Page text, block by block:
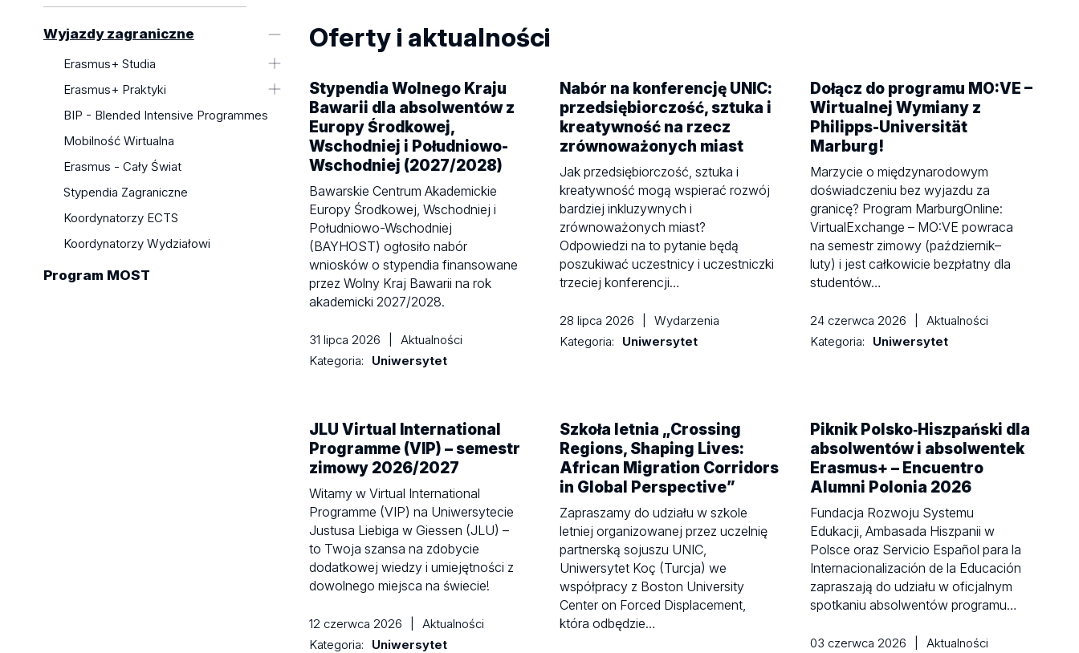
Wyjazdy zagraniczne
Erasmus+ Studia
Erasmus+ Studia 2026/2027
Erasmus+ Studia 2025/2026
Erasmus+ Praktyki
Erasmus+ Praktyki 2025/2026 i
2025/2026 (zamknięta)
BIP - Blended Intensive Programmes
Mobilność Wirtualna
Erasmus - Cały Świat
Stypendia Zagraniczne
Koordynatorzy ECTS
Koordynatorzy Wydziałowi
Program MOST
Oferty i aktualności
Stypendia Wolnego Kraju
Bawarii dla absolwentów z
Europy Środkowej,
Wschodniej i Południowo-
Wschodniej (2027/2028)
Bawarskie Centrum Akademickie
Europy Środkowej, Wschodniej i
Południowo-Wschodniej
(BAYHOST) ogłosiło nabór
wniosków o stypendia finansowane
przez Wolny Kraj Bawarii na rok
akademicki 2027/2028.
31 lipca 2026
Aktualności
Kategoria:
Uniwersytet
Nabór na konferencję UNIC:
przedsiębiorczość, sztuka i
kreatywność na rzecz
zrównoważonych miast
Jak przedsiębiorczość, sztuka i
kreatywność mogą wspierać rozwój
bardziej inkluzywnych i
zrównoważonych miast?
Odpowiedzi na to pytanie będą
poszukiwać uczestnicy i uczestniczki
trzeciej konferencji…
28 lipca 2026
Wydarzenia
Kategoria:
Uniwersytet
Dołącz do programu MO:VE –
Wirtualnej Wymiany z
Philipps-Universität
Marburg!
Marzycie o międzynarodowym
doświadczeniu bez wyjazdu za
granicę? Program MarburgOnline:
VirtualExchange – MO:VE powraca
na semestr zimowy (październik–
luty) i jest całkowicie bezpłatny dla
studentów…
24 czerwca 2026
Aktualności
Kategoria:
Uniwersytet
JLU Virtual International
Programme (VIP) – semestr
zimowy 2026/2027
Witamy w Virtual International
Programme (VIP) na Uniwersytecie
Justusa Liebiga w Giessen (JLU) –
to Twoja szansa na zdobycie
dodatkowej wiedzy i umiejętności z
dowolnego miejsca na świecie!
12 czerwca 2026
Aktualności
Kategoria:
Uniwersytet
Szkoła letnia „Crossing
Regions, Shaping Lives:
African Migration Corridors
in Global Perspective”
Zapraszamy do udziału w szkole
letniej organizowanej przez uczelnię
partnerską sojuszu UNIC,
Uniwersytet Koç (Turcja) we
współpracy z Boston University
Center on Forced Displacement,
która odbędzie…
Piknik Polsko‑Hiszpański dla
absolwentów i absolwentek
Erasmus+ – Encuentro
Alumni Polonia 2026
Fundacja Rozwoju Systemu
Edukacji, Ambasada Hiszpanii w
Polsce oraz Servicio Español para la
Internacionalización de la Educación
zapraszają do udziału w oficjalnym
spotkaniu absolwentów programu…
03 czerwca 2026
Aktualności